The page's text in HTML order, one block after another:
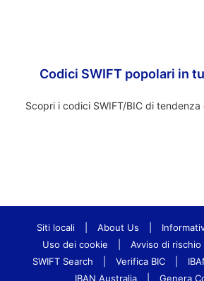
Codici SWIFT popolari in
Scopri i codici SWIFT/BIC di
Siti locali About Us
Uso dei cookie
Avviso di rischio
SWIFT Search
Verifica BIC
IBAN Australia
Genera